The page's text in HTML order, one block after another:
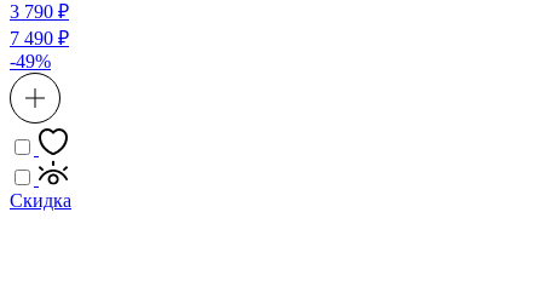
3 790 ₽
7 490 ₽
-49%
Скидка